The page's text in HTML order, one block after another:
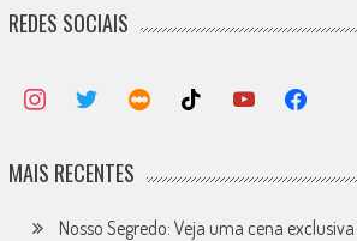
REDES SOCIAIS
MAIS RECENTES
Nosso Segredo: Veja uma cena